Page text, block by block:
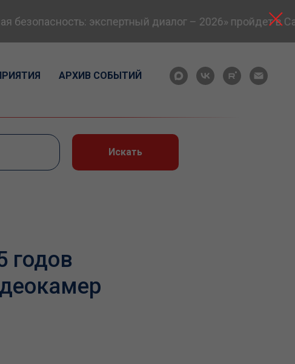
экспертный диалог – 2026» пройдет в
АРХИВ СОБЫТИЙ
Искать
годов